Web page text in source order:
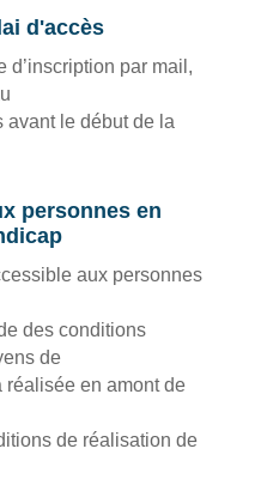
d'accès
d’inscription par mail,
avant le début de la
personnes en
aux personnes
des conditions
de
réalisée en amont de
de réalisation de